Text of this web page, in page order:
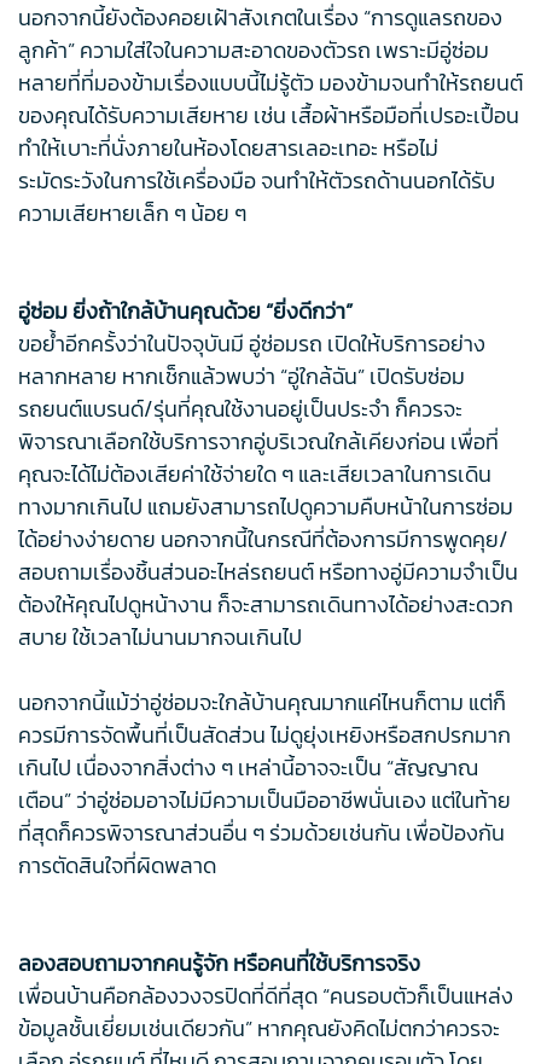
นอกจากนี้ยังต้องคอยเฝ้าสังเกตในเรื่อง “การดูแลรถของ
ลูกค้า” ความใส่ใจในความสะอาดของตัวรถ เพราะมีอู่ซ่อม
หลายที่ที่มองข้ามเรื่องแบบนี้ไม่รู้ตัว มองข้ามจนทำให้รถยนต์
ของคุณได้รับความเสียหาย เช่น เสื้อผ้าหรือมือที่เปรอะเปื้อน
ทำให้เบาะที่นั่งภายในห้องโดยสารเลอะเทอะ หรือไม่
ระมัดระวังในการใช้เครื่องมือ จนทำให้ตัวรถด้านนอกได้รับ
ความเสียหายเล็ก ๆ น้อย ๆ
อู่ซ่อม ยิ่งถ้าใกล้บ้านคุณด้วย “ยิ่งดีกว่า”
ขอย้ำอีกครั้งว่าในปัจจุบันมี อู่ซ่อมรถ เปิดให้บริการอย่าง
หลากหลาย หากเช็กแล้วพบว่า “อู่ใกล้ฉัน” เปิดรับซ่อม
รถยนต์แบรนด์/รุ่นที่คุณใช้งานอยู่เป็นประจำ ก็ควรจะ
พิจารณาเลือกใช้บริการจากอู่บริเวณใกล้เคียงก่อน เพื่อที่
คุณจะได้ไม่ต้องเสียค่าใช้จ่ายใด ๆ และเสียเวลาในการเดิน
ทางมากเกินไป แถมยังสามารถไปดูความคืบหน้าในการซ่อม
ได้อย่างง่ายดาย นอกจากนี้ในกรณีที่ต้องการมีการพูดคุย/
สอบถามเรื่องชิ้นส่วนอะไหล่รถยนต์ หรือทางอู่มีความจำเป็น
ต้องให้คุณไปดูหน้างาน ก็จะสามารถเดินทางได้อย่างสะดวก
สบาย ใช้เวลาไม่นานมากจนเกินไป
นอกจากนี้แม้ว่าอู่ซ่อมจะใกล้บ้านคุณมากแค่ไหนก็ตาม แต่ก็
ควรมีการจัดพื้นที่เป็นสัดส่วน ไม่ดูยุ่งเหยิงหรือสกปรกมาก
เกินไป เนื่องจากสิ่งต่าง ๆ เหล่านี้อาจจะเป็น “สัญญาณ
เตือน” ว่าอู่ซ่อมอาจไม่มีความเป็นมืออาชีพนั่นเอง แต่ในท้าย
ที่สุดก็ควรพิจารณาส่วนอื่น ๆ ร่วมด้วยเช่นกัน เพื่อป้องกัน
การตัดสินใจที่ผิดพลาด
ลองสอบถามจากคนรู้จัก หรือคนที่ใช้บริการจริง
เพื่อนบ้านคือกล้องวงจรปิดที่ดีที่สุด “คนรอบตัวก็เป็นแหล่ง
ข้อมูลชั้นเยี่ยมเช่นเดียวกัน” หากคุณยังคิดไม่ตกว่าควรจะ